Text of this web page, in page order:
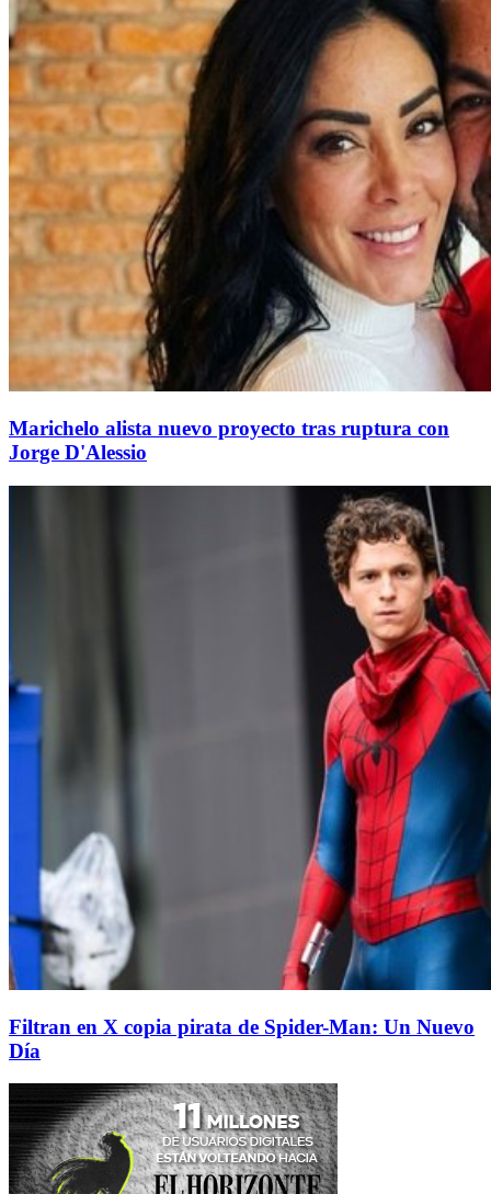
Marichelo alista nuevo proyecto tras ruptura con
Jorge D'Alessio
Filtran en X copia pirata de Spider-Man: Un Nuevo
Día